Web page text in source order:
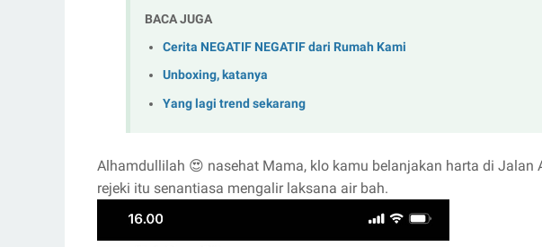
BACA JUGA
Cerita NEGATIF NEGATIF dari Rumah Kami
Unboxing, katanya
Yang lagi trend sekarang
Alhamdullilah 😍 nasehat Mama, klo kamu belanjakan harta di Jalan
rejeki itu senantiasa mengalir laksana air bah.